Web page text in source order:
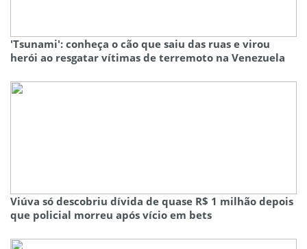
'Tsunami': conheça o cão que saiu das ruas e virou
herói ao resgatar vítimas de terremoto na Venezuela
Viúva só descobriu dívida de quase R$ 1 milhão depois
que policial morreu após vício em bets